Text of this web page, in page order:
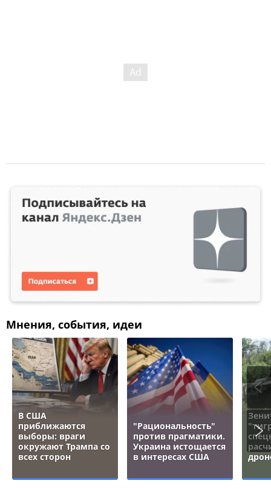
Мнения, события, идеи
В США
приближаются
выборы: враги
окружают Трампа со
всех сторон
"Рациональность"
против прагматики.
Украина истощается
в интересах США